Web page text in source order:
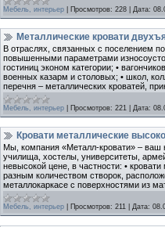
Мебель, интерьер Просмотров: 228 Дата:
Металлические кровати
В отраслях, связанных с поселением
повышенными параметрами
гостиниц эконом категории; •
военных казарм и столовых; • школ,
перечня – металлических кроватей,
Мебель, интерьер Просмотров: 221 Дата:
Кровати металлические
Мы, компания «Металл-кровати» – ваш
училища, хостелы, университеты,
невысокой цене, в частности: •
разным количеством створок,
металлокаркасе с поверхностями из
Мебель, интерьер Просмотров: 211 Дата: